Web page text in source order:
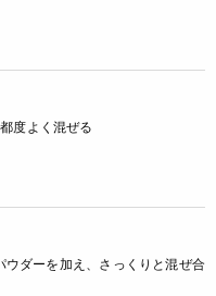
度よく混ぜる
ウダーを加え、さっくりと混ぜ合